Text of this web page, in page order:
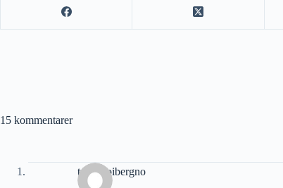
15 kommentarer
trondhoibergno